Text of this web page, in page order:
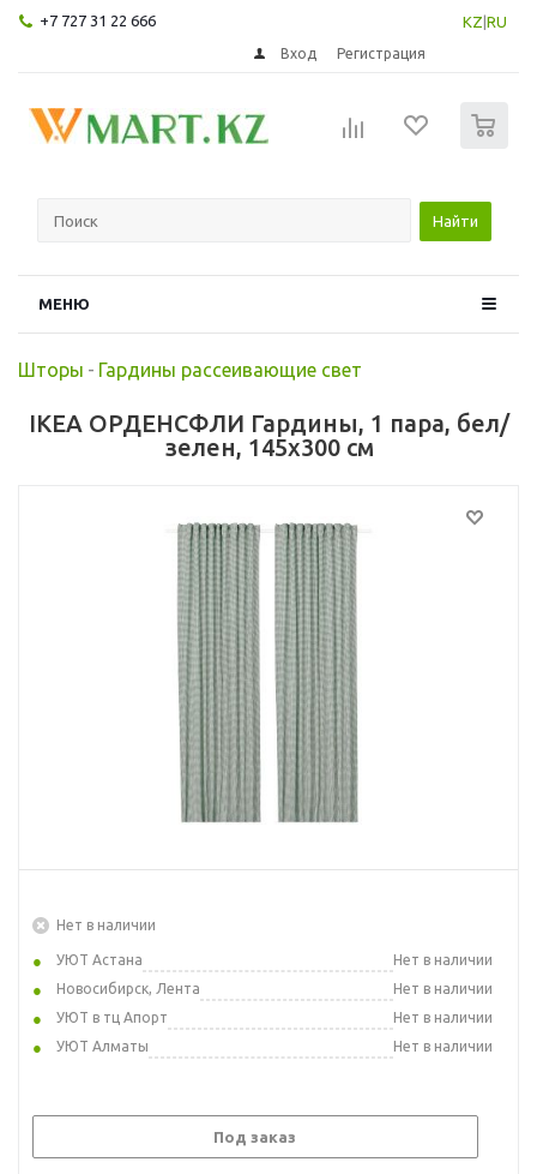
+7 727 31 22 666 KZ RU
Вход Регистрация
Найти
МЕНЮ
Шторы - Гардины рассеивающие свет
IKEA ОРДЕНСФЛИ Гардины, 1 пара, бел/
зелен, 145x300 см
Нет в наличии
УЮТ Астана
Нет в наличии
Новосибирск, Лента
Нет в наличии
УЮТ в тц Апорт
Нет в наличии
УЮТ Алматы
Нет в наличии
Под заказ